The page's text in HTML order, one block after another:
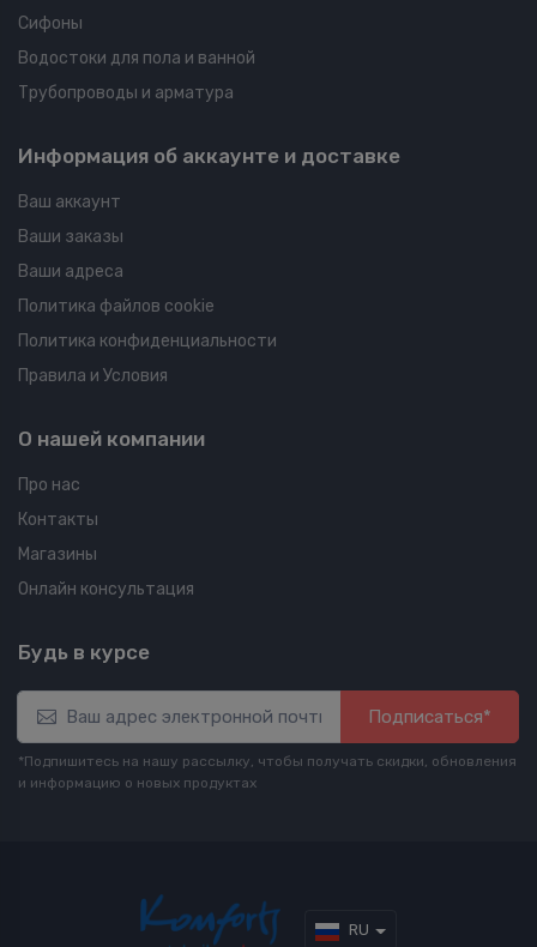
Сифоны
Водостоки для пола и ванной
Трубопроводы и арматура
Информация об аккаунте и доставке
Ваш аккаунт
Ваши заказы
Ваши адреса
Политика файлов cookie
Политика конфиденциальности
Правила и Условия
О нашей компании
Про нас
Контакты
Магазины
Онлайн консультация
Будь в курсе
Подписаться*
*Подпишитесь на нашу рассылку, чтобы получать скидки, обновления
и информацию о новых продуктах
RU